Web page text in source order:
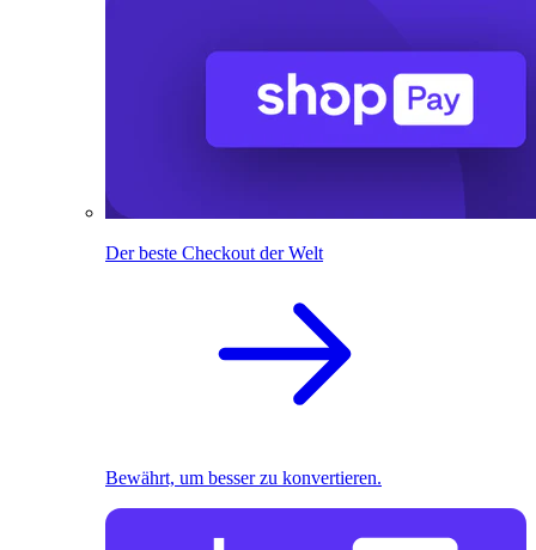
Der beste Checkout der Welt
Bewährt, um besser zu konvertieren.